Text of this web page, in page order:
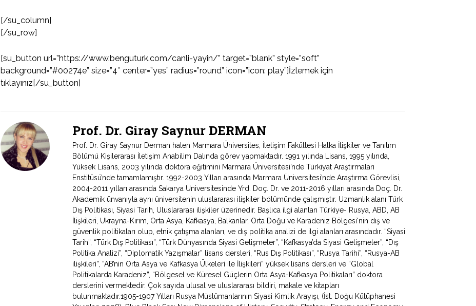
[/su_column]
[/su_row]
[su_button url=”https://www.benguturk.com/canli-yayin/” target=”blank” style=”soft”
background=”#00274e” size=”4″ center=”yes” radius=”round” icon=”icon: play”]İzlemek için
tıklayınız[/su_button]
Prof. Dr. Giray Saynur DERMAN
Prof. Dr. Giray Saynur Derman halen Marmara Üniversites, İletişim Fakültesi Halka İlişkiler ve Tanıtım
Bölümü Kişilerarası İletişim Anabilim Dalında görev yapmaktadır. 1991 yılında Lisans, 1995 yılında,
Yüksek Lisans, 2003 yılında doktora eğitimini Marmara Üniversitesi’nde Türkiyat Araştırmaları
Enstitüsü’nde tamamlamıştır. 1992-2003 Yılları arasında Marmara Üniversitesi’nde Araştırma Görevlisi,
2004-2011 yılları arasında Sakarya Üniversitesinde Yrd. Doç. Dr. ve 2011-2016 yılları arasında Doç. Dr.
Akademik ünvanıyla aynı üniversitenin uluslararası ilişkiler bölümünde çalışmıştır. Uzmanlık alanı Türk
Dış Politikası, Siyasi Tarih, Uluslararası ilişkiler üzerinedir. Başlıca ilgi alanları Türkiye- Rusya, ABD, AB
İlişkileri, Ukrayna-Kırım, Orta Asya, Kafkasya, Balkanlar, Orta Doğu ve Karadeniz Bölgesi'nin dış ve
güvenlik politikaları olup, etnik çatışma alanları, ve dış politika analizi de ilgi alanları arasındadır. “Siyasi
Tarih”, “Türk Dış Politikası”, “Türk Dünyasında Siyasi Gelişmeler”, “Kafkasya’da Siyasi Gelişmeler”, “Dış
Politika Analizi”, “Diplomatik Yazışmalar” lisans dersleri, “Rus Dış Politikası”, “Rusya Tarihi”, “Rusya-AB
ilişkileri”, “AB’nin Orta Asya ve Kafkasya Ülkeleri ile İlişkileri” yüksek lisans dersleri ve “Global
Politikalarda Karadeniz”, “Bölgesel ve Küresel Güçlerin Orta Asya-Kafkasya Politikaları” doktora
derslerini vermektedir. Çok sayıda ulusal ve uluslararası bildiri, makale ve kitapları
bulunmaktadır.1905-1907 Yılları Rusya Müslümanlarının Siyasi Kimlik Arayışı, (İst. Doğu Kütüphanesi